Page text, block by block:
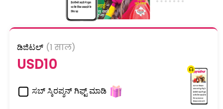
ಡಿಜಿಟಲ್ (1 साल)
USD10
ಸಬ್ ಸ್ಕಿರಪ್ಶನ್ ಗಿಫ್ಟ್ ಮಾಡಿ